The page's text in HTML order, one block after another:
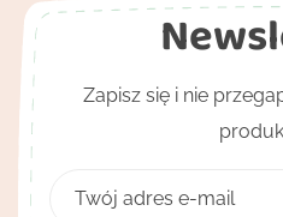
Zapisz się i nie